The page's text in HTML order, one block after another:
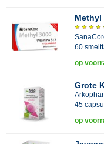
Methyl
60
op
Grote
45
op